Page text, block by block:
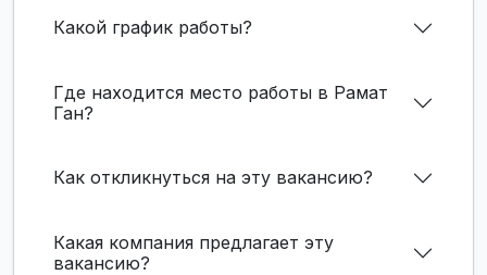
Какой график работы?
Где находится место работы в Рамат
Ган?
Как откликнуться на эту вакансию?
Какая компания предлагает эту
вакансию?